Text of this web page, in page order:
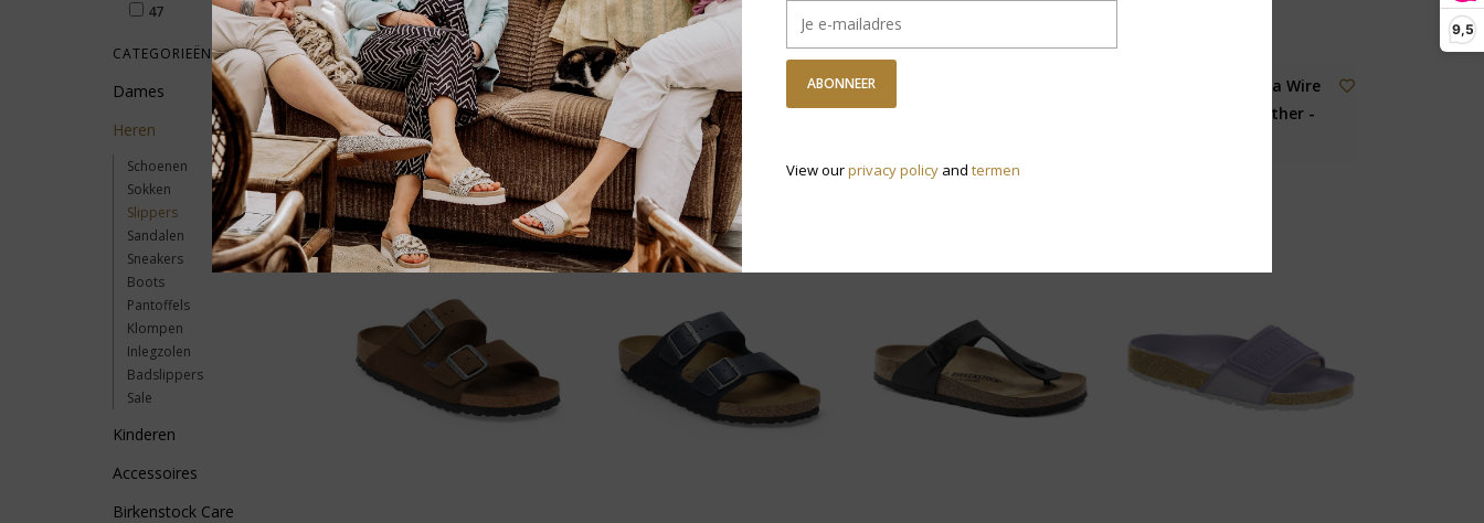
9,5
47
CATEGORIEËN
Dames
Heren
Schoenen
Sokken
Slippers
Sandalen
Sneakers
Boots
Pantoffels
Klompen
Inlegzolen
Badslippers
Sale
Kinderen
Accessoires
Birkenstock Care
Birkenstock Arizona Oiled
Leather - Habana Regular
€119,95
Birkenstock Ramses BF -
Stone Regular
€99,95
Birkenstock Ramses BF -
Black Regular
Birkenstock Arizona Wire
Buckle Nubuck Leather -
ABONNEER
View ourprivacy policy and termen